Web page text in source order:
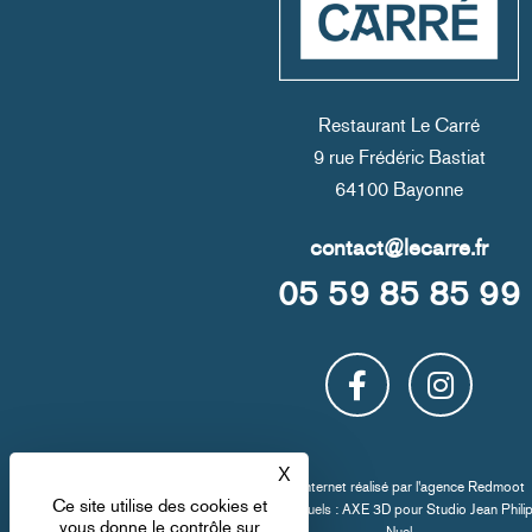
Ce site utilise des cookies et
vous donne le contrôle sur
X
Restaurant Le Carré
9 rue Frédéric Bastiat
64100 Bayonne
05 59 85 85 99
Site internet réalisé par l'agence Redmoot
Crédit visuels : AXE 3D pour Studio Jean